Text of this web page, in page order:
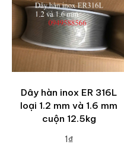
Dây hàn inox ER 316L
loại 1.2 mm và 1.6 mm
cuộn 12.5kg
1₫